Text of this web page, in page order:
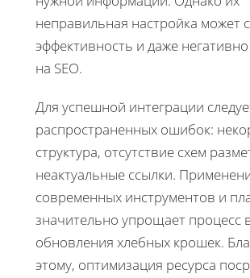
неправильная настройка может
эффективность и даже негативно
на SEO.
Для успешной интеграции
распространенных ошибок:
структура, отсутствие схем
неактуальные ссылки.
современных инструментов и
значительно упрощает процесс
обновления хлебных крошек.
этому, оптимизация ресурса